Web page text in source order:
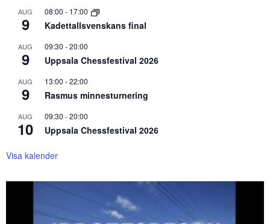
AUG
9
08:00 - 17:00
Kadettallsvenskans final
AUG
9
09:30 -20:00
Uppsala Chessfestival 2026
AUG
9
13:00 -22:00
Rasmus minnesturnering
AUG
10
09:30 -20:00
Uppsala Chessfestival 2026
Visa kalender